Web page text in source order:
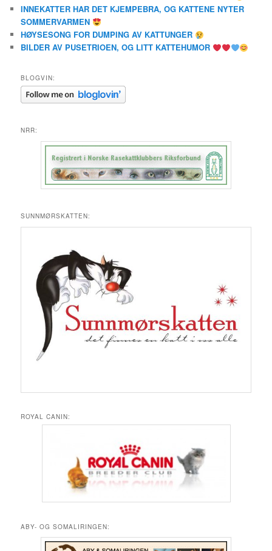
INNEKATTER HAR DET KJEMPEBRA, OG KATTENE NYTER
SOMMERVARMEN
HØYSESONG FOR DUMPING AV KATTUNGER
BILDER AV PUSETRIOEN, OG LITT KATTEHUMOR
BLOGVIN:
NRR:
SUNNMØRSKATTEN:
ROYAL CANIN:
ABY- OG SOMALIRINGEN: